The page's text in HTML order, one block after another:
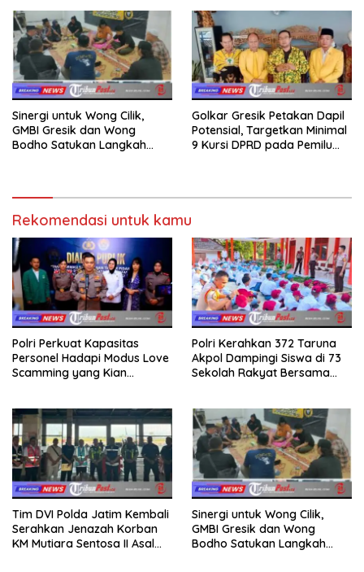
Sinergi untuk Wong Cilik,
GMBI Gresik dan Wong
Bodho Satukan Langkah
Golkar Gresik Petakan Dapil
Potensial, Targetkan Minimal
9 Kursi DPRD pada Pemilu
Rekomendasi untuk kamu
Polri Perkuat Kapasitas
Personel Hadapi Modus Love
Scamming yang Kian
Polri Kerahkan 372 Taruna
Akpol Dampingi Siswa di 73
Sekolah Rakyat Bersama
Tim DVI Polda Jatim Kembali
Serahkan Jenazah Korban
KM Mutiara Sentosa II Asal
Sinergi untuk Wong Cilik,
GMBI Gresik dan Wong
Bodho Satukan Langkah